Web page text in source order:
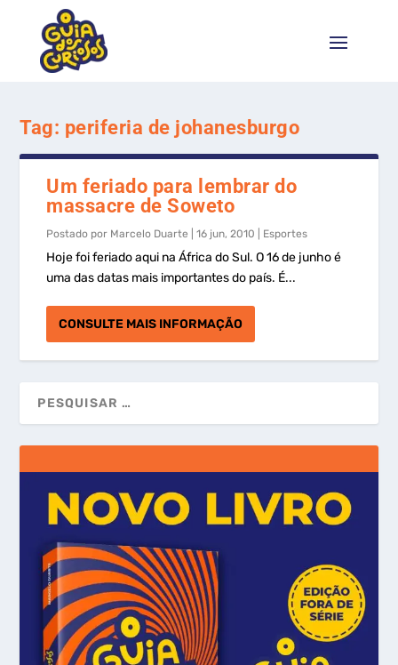
Tag: periferia de johanesburgo
Um feriado para lembrar do
massacre de Soweto
Postado por Marcelo Duarte |16 jun, 2010 Esportes
Hoje foi feriado aqui na África do Sul. O 16 de junho é
uma das datas mais importantes do país. É...
CONSULTE MAIS INFORMAÇÃO